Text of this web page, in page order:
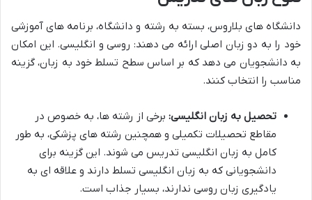
دانشگاه های بلاروس، بسته به رشته و دانشگاه، برنامه های آموزشی
خود را به دو زبان اصلی ارائه می دهند: روسی و انگلیسی. این امکان
به دانشجویان می دهد که بر اساس سطح تسلط خود به زبان، گزینه
مناسب را انتخاب کنند.
تحصیل به زبان انگلیسی: برخی از رشته ها، به خصوص در
مقاطع تحصیلات تکمیلی و همچنین رشته های پزشکی، به طور
کامل به زبان انگلیسی تدریس می شوند. این گزینه برای
دانشجویانی که به زبان انگلیسی تسلط دارند و علاقه ای به
یادگیری زبان روسی ندارند، بسیار جذاب است.